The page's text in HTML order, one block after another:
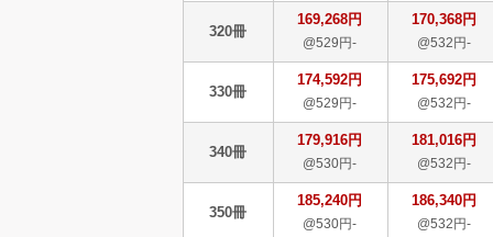
320冊
169,268円
@529円-
170,368円
@532円-
330冊
174,592円
@529円-
175,692円
@532円-
340冊
179,916円
@530円-
181,016円
@532円-
350冊
185,240円
@530円-
186,340円
@532円-